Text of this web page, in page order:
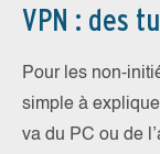
VPN : des
Pour les non-
simple à
va du PC ou de